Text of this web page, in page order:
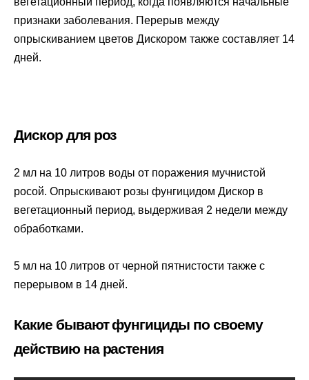
признаки заболевания. Перерыв между
опрыскиванием цветов Дискором также составляет 14
дней.
Дискор для роз
2 мл на 10 литров воды от поражения мучнистой
росой. Опрыскивают розы фунгицидом Дискор в
вегетационный период, выдерживая 2 недели между
обработками.
5 мл на 10 литров от черной пятнистости также с
перерывом в 14 дней.
Какие бывают фунгициды по своему
действию на растения